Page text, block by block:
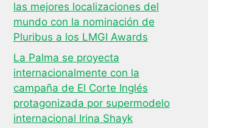
las mejores localizaciones del
mundo con la nominación de
Pluribus a los LMGI Awards
La Palma se proyecta
internacionalmente con la
campaña de El Corte Inglés
protagonizada por supermodelo
internacional Irina Shayk